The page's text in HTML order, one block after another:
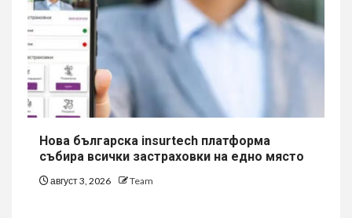
Нова българска insurtech платформа
събира всички застраховки на едно място
август 3, 2026 Team